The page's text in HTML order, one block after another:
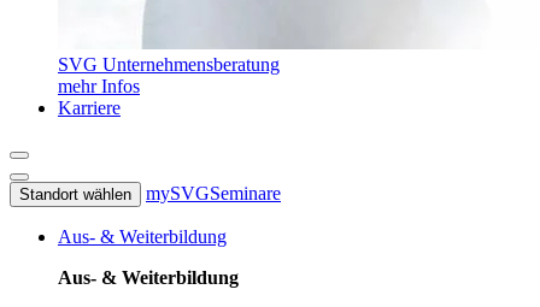
SVG Unternehmensberatung
mehr Infos
Karriere
Standort wählen mySVGSeminare
Aus- & Weiterbildung
Aus- & Weiterbildung